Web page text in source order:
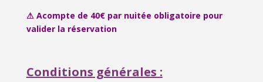
⚠ Acompte de 40€ par nuitée obligatoire pour
valider la réservation
Conditions générales :